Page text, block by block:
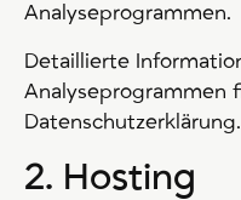
Analyseprogrammen.
Detaillierte
Analyseprogrammen
Datenschutzerklärung.
2. Hosting